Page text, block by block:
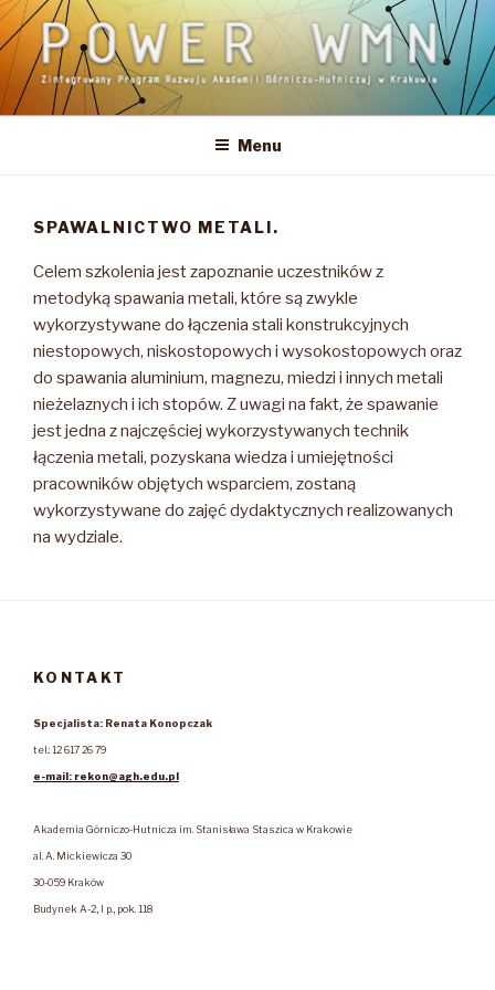
Przejdź
do
treści
POWER WMN
Zintegrowany Program Rozwoju Akademii Górniczo-Hutniczej w
Menu
SPAWALNICTWO METALI.
Celem szkolenia jest zapoznanie uczestników z
metodyką spawania metali, które są zwykle
wykorzystywane do łączenia stali konstrukcyjnych
niestopowych, niskostopowych i wysokostopowych oraz
do spawania aluminium, magnezu, miedzi i innych metali
nieżelaznych i ich stopów. Z uwagi na fakt, że spawanie
jest jedna z najczęściej wykorzystywanych technik
łączenia metali, pozyskana wiedza i umiejętności
pracowników objętych wsparciem, zostaną
wykorzystywane do zajęć dydaktycznych realizowanych
na wydziale.
KONTAKT
Specjalista: Renata Konopczak
tel.: 12 617 26 79
e-mail: rekon@agh.edu.pl
Akademia Górniczo-Hutnicza im. Stanisława Staszica w Krakowie
al. A. Mickiewicza 30
30-059 Kraków
Budynek A-2, I p., pok. 118